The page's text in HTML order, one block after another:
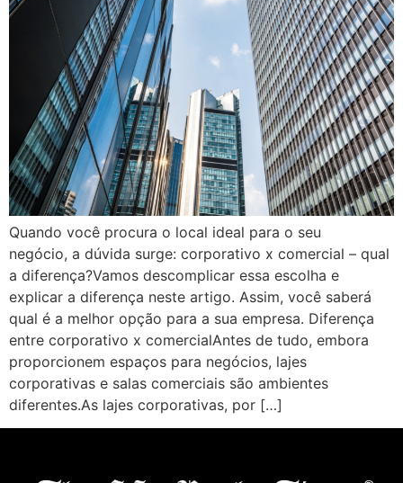
Quando você procura o local ideal para o seu
negócio, a dúvida surge: corporativo x comercial – qual
a diferença?Vamos descomplicar essa escolha e
explicar a diferença neste artigo. Assim, você saberá
qual é a melhor opção para a sua empresa. Diferença
entre corporativo x comercialAntes de tudo, embora
proporcionem espaços para negócios, lajes
corporativas e salas comerciais são ambientes
diferentes.As lajes corporativas, por […]